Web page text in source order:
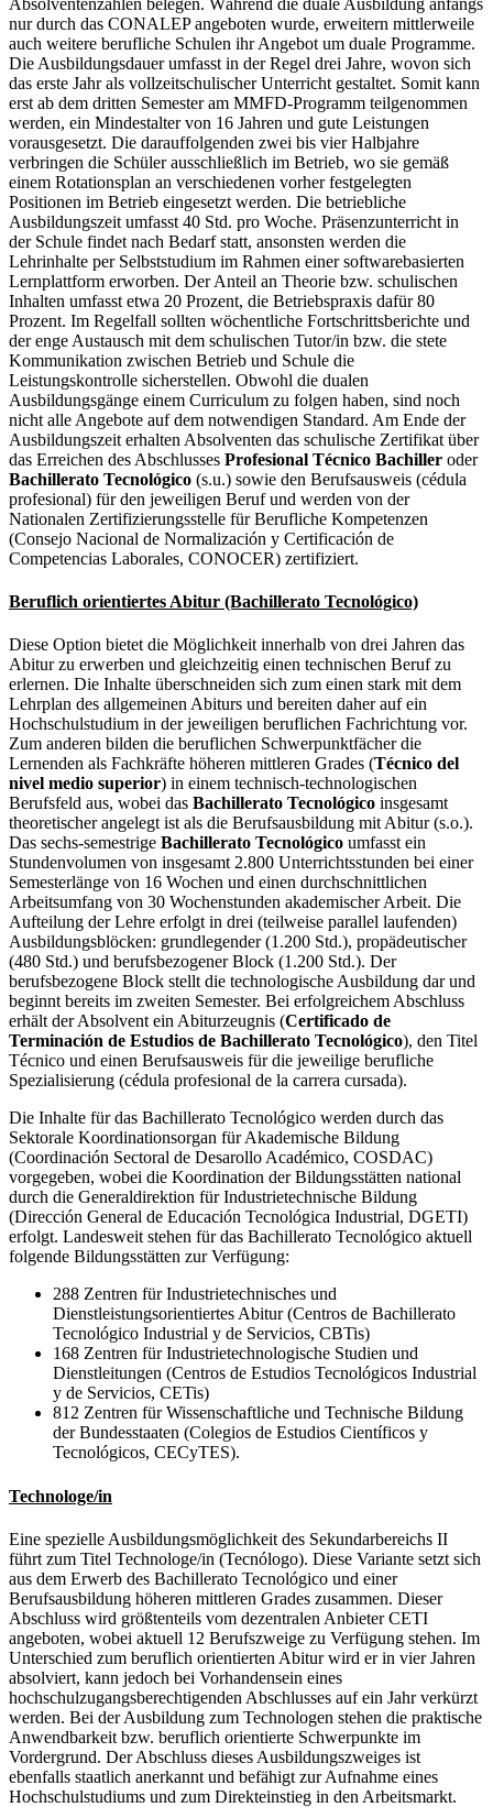
nur durch das CONALEP angeboten wurde, erweitern mittlerweile
auch weitere berufliche Schulen ihr Angebot um duale Programme.
Die Ausbildungsdauer umfasst in der Regel drei Jahre, wovon sich
das erste Jahr als vollzeitschulischer Unterricht gestaltet. Somit kann
erst ab dem dritten Semester am MMFD-Programm teilgenommen
werden, ein Mindestalter von 16 Jahren und gute Leistungen
vorausgesetzt. Die darauffolgenden zwei bis vier Halbjahre
verbringen die Schüler ausschließlich im Betrieb, wo sie gemäß
einem Rotationsplan an verschiedenen vorher festgelegten
Positionen im Betrieb eingesetzt werden. Die betriebliche
Ausbildungszeit umfasst 40 Std. pro Woche. Präsenzunterricht in
der Schule findet nach Bedarf statt, ansonsten werden die
Lehrinhalte per Selbststudium im Rahmen einer softwarebasierten
Lernplattform erworben. Der Anteil an Theorie bzw. schulischen
Inhalten umfasst etwa 20 Prozent, die Betriebspraxis dafür 80
Prozent. Im Regelfall sollten wöchentliche Fortschrittsberichte und
der enge Austausch mit dem schulischen Tutor/in bzw. die stete
Kommunikation zwischen Betrieb und Schule die
Leistungskontrolle sicherstellen. Obwohl die dualen
Ausbildungsgänge einem Curriculum zu folgen haben, sind noch
nicht alle Angebote auf dem notwendigen Standard. Am Ende der
Ausbildungszeit erhalten Absolventen das schulische Zertifikat über
das Erreichen des Abschlusses Profesional Técnico Bachiller oder
Bachillerato Tecnológico (s.u.) sowie den Berufsausweis (cédula
profesional) für den jeweiligen Beruf und werden von der
Nationalen Zertifizierungsstelle für Berufliche Kompetenzen
(Consejo Nacional de Normalización y Certificación de
Competencias Laborales, CONOCER) zertifiziert.
Beruflich orientiertes Abitur (Bachillerato Tecnológico)
Diese Option bietet die Möglichkeit innerhalb von drei Jahren das
Abitur zu erwerben und gleichzeitig einen technischen Beruf zu
erlernen. Die Inhalte überschneiden sich zum einen stark mit dem
Lehrplan des allgemeinen Abiturs und bereiten daher auf ein
Hochschulstudium in der jeweiligen beruflichen Fachrichtung vor.
Zum anderen bilden die beruflichen Schwerpunktfächer die
Lernenden als Fachkräfte höheren mittleren Grades (Técnico del
nivel medio superior) in einem technisch-technologischen
Berufsfeld aus, wobei das Bachillerato Tecnológico insgesamt
theoretischer angelegt ist als die Berufsausbildung mit Abitur (s.o.).
Das sechs-semestrige Bachillerato Tecnológico umfasst ein
Stundenvolumen von insgesamt 2.800 Unterrichtsstunden bei einer
Semesterlänge von 16 Wochen und einen durchschnittlichen
Arbeitsumfang von 30 Wochenstunden akademischer Arbeit. Die
Aufteilung der Lehre erfolgt in drei (teilweise parallel laufenden)
Ausbildungsblöcken: grundlegender (1.200 Std.), propädeutischer
(480 Std.) und berufsbezogener Block (1.200 Std.). Der
berufsbezogene Block stellt die technologische Ausbildung dar und
beginnt bereits im zweiten Semester. Bei erfolgreichem Abschluss
erhält der Absolvent ein Abiturzeugnis (Certificado de
Terminación de Estudios de Bachillerato Tecnológico), den Titel
Técnico und einen Berufsausweis für die jeweilige berufliche
Spezialisierung (cédula profesional de la carrera cursada).
Die Inhalte für das Bachillerato Tecnológico werden durch das
Sektorale Koordinationsorgan für Akademische Bildung
(Coordinación Sectoral de Desarollo Académico, COSDAC)
vorgegeben, wobei die Koordination der Bildungsstätten national
durch die Generaldirektion für Industrietechnische Bildung
(Dirección General de Educación Tecnológica Industrial, DGETI)
erfolgt. Landesweit stehen für das Bachillerato Tecnológico aktuell
folgende Bildungsstätten zur Verfügung:
288 Zentren für Industrietechnisches und
Dienstleistungsorientiertes Abitur (Centros de Bachillerato
Tecnológico Industrial y de Servicios, CBTis)
168 Zentren für Industrietechnologische Studien und
Dienstleitungen (Centros de Estudios Tecnológicos Industrial
y de Servicios, CETis)
812 Zentren für Wissenschaftliche und Technische Bildung
der Bundesstaaten (Colegios de Estudios Científicos y
Tecnológicos, CECyTES).
Technologe/in
Eine spezielle Ausbildungsmöglichkeit des Sekundarbereichs II
führt zum Titel Technologe/in (Tecnólogo). Diese Variante setzt sich
aus dem Erwerb des Bachillerato Tecnológico und einer
Berufsausbildung höheren mittleren Grades zusammen. Dieser
Abschluss wird größtenteils vom dezentralen Anbieter CETI
angeboten, wobei aktuell 12 Berufszweige zu Verfügung stehen. Im
Unterschied zum beruflich orientierten Abitur wird er in vier Jahren
absolviert, kann jedoch bei Vorhandensein eines
hochschulzugangsberechtigenden Abschlusses auf ein Jahr verkürzt
werden. Bei der Ausbildung zum Technologen stehen die praktische
Anwendbarkeit bzw. beruflich orientierte Schwerpunkte im
Vordergrund. Der Abschluss dieses Ausbildungszweiges ist
ebenfalls staatlich anerkannt und befähigt zur Aufnahme eines
Hochschulstudiums und zum Direkteinstieg in den Arbeitsmarkt.